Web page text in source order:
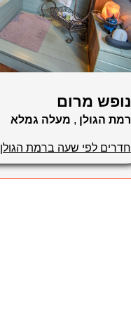
נופש מרום
רמת הגולן , מעלה גמלא
חדרים לפי שעה ברמת הגולן